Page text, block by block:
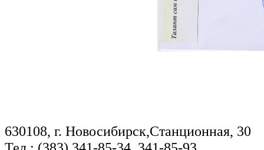
630108, г. Новосибирск,Станционная, 30